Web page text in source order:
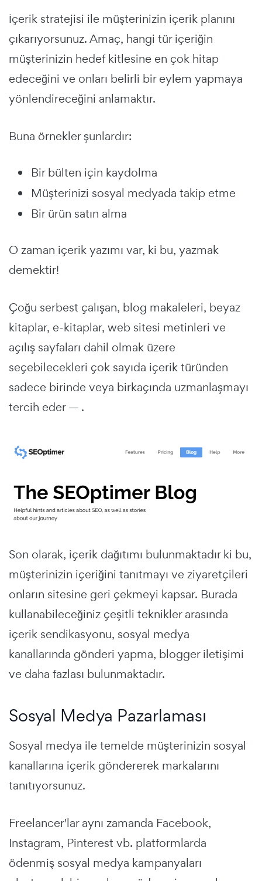
İçerik stratejisi ile müşterinizin içerik planını
çıkarıyorsunuz. Amaç, hangi tür içeriğin
müşterinizin hedef kitlesine en çok hitap
edeceğini ve onları belirli bir eylem yapmaya
yönlendireceğini anlamaktır.
Buna örnekler şunlardır:
Bir bülten için kaydolma
Müşterinizi sosyal medyada takip etme
Bir ürün satın alma
O zaman içerik yazımı var, ki bu, yazmak
demektir!
Çoğu serbest çalışan, blog makaleleri, beyaz
kitaplar, e-kitaplar, web sitesi metinleri ve
açılış sayfaları dahil olmak üzere
seçebilecekleri çok sayıda içerik türünden
sadece birinde veya birkaçında uzmanlaşmayı
tercih eder — .
Son olarak, içerik dağıtımı bulunmaktadır ki bu,
müşterinizin içeriğini tanıtmayı ve ziyaretçileri
onların sitesine geri çekmeyi kapsar. Burada
kullanabileceğiniz çeşitli teknikler arasında
içerik sendikasyonu, sosyal medya
kanallarında gönderi yapma, blogger iletişimi
ve daha fazlası bulunmaktadır.
Sosyal Medya Pazarlaması
Sosyal medya ile temelde müşterinizin sosyal
kanallarına içerik göndererek markalarını
tanıtıyorsunuz.
Freelancer'lar aynı zamanda Facebook,
Instagram, Pinterest vb. platformlarda
ödenmiş sosyal medya kampanyaları